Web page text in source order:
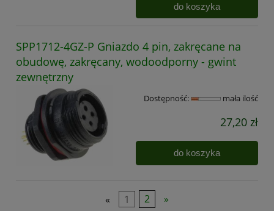
do koszyka
SPP1712-4GZ-P Gniazdo 4 pin, zakręcane na
obudowę, zakręcany, wodoodporny - gwint
zewnętrzny
Dostępność: mała ilość
27,20 zł
do koszyka
« 1 2 »